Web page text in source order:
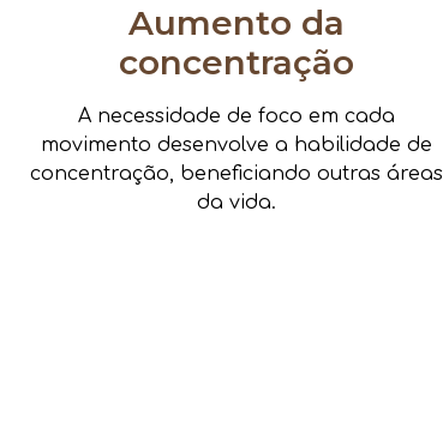
Aumento da
concentração
A necessidade de foco em cada
movimento desenvolve a habilidade de
concentração, beneficiando outras áreas
da vida.